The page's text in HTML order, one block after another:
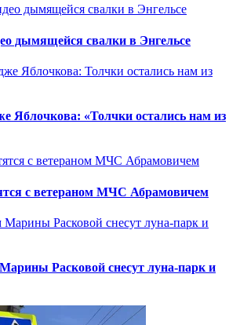
дымящейся свалки в Энгельсе
Яблочкова: «Толчки остались нам из
с ветераном МЧС Абрамовичем
Расковой снесут луна-парк и